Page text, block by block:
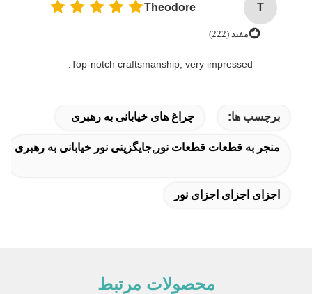
T
Theodore
مفید (222)
Top-notch craftsmanship, very impressed.
برچسب ها: چراغ های خیابانی به رهبری
منجر به قطعات قطعات نور,جایگزینی نور خیابانی به رهبری
اجزای اجزای اجزای نور
محصولات مرتبط